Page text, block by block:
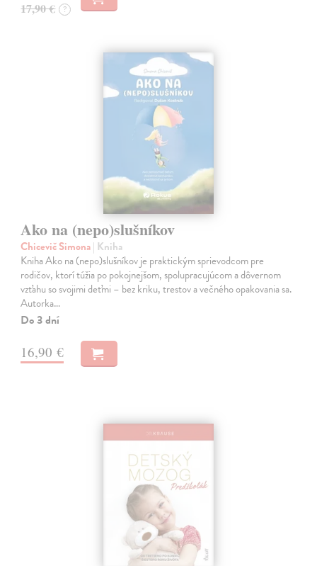
17,90 € ?
Ako na (nepo)slušníkov
Chicevič Simona| Kniha
Kniha Ako na (nepo)slušníkov je praktickým sprievodcom pre
rodičov, ktorí túžia po pokojnejšom, spolupracujúcom a dôvernom
vzťahu so svojimi deťmi – bez kriku, trestov a večného opakovania sa.
Autorka…
Do 3 dní
16,90 €